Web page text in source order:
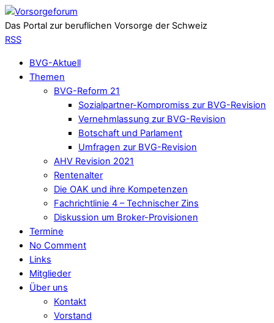
Das Portal zur beruflichen Vorsorge der Schweiz
RSS
BVG-Aktuell
Themen
BVG-Reform 21
Sozialpartner-Kompromiss zur BVG-Revision
Vernehmlassung zur BVG-Revision
Botschaft und Parlament
Umfragen zur BVG-Revision
AHV Revision 2021
Rentenalter
Die OAK und ihre Kompetenzen
Fachrichtlinie 4 – Technischer Zins
Diskussion um Broker-Provisionen
Termine
No Comment
Links
Mitglieder
Über uns
Kontakt
Vorstand